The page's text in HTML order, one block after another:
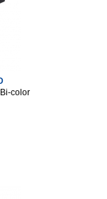
color